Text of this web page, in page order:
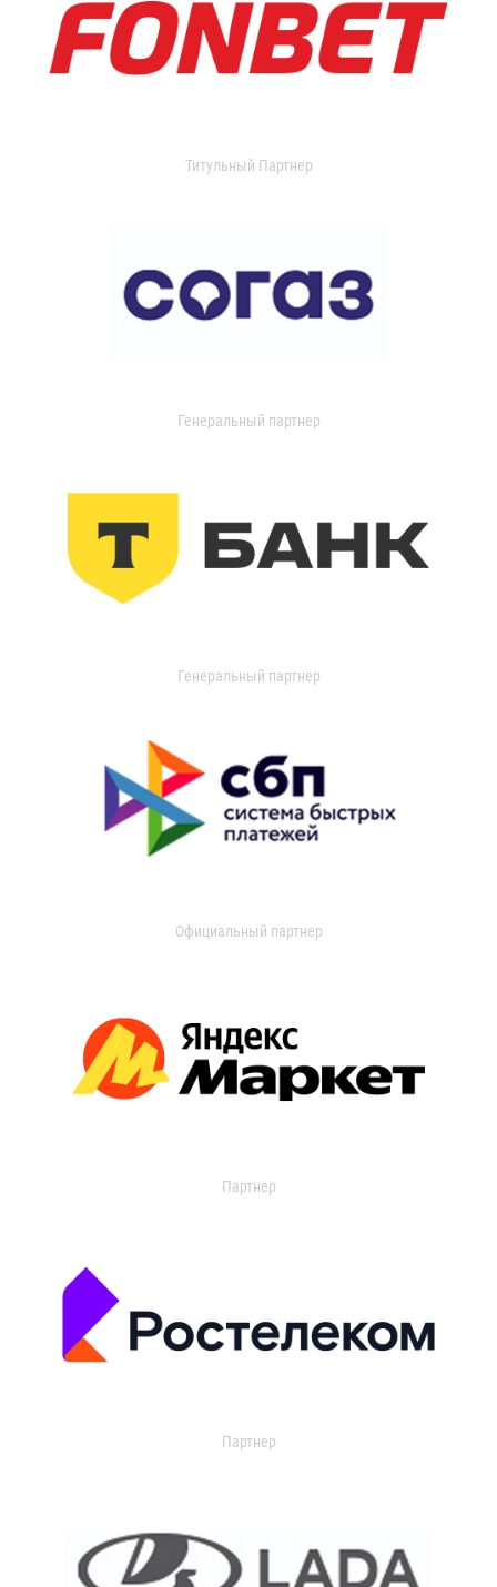
Титульный Партнер
Генеральный партнер
Генеральный партнер
Официальный партнер
Партнер
Партнер